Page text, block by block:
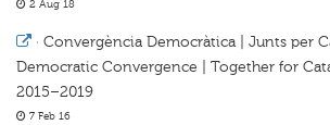
2 Aug 18
· Convergència Democràtica | Junts per
Democratic Convergence | Together for
2015–2019
7 Feb 16